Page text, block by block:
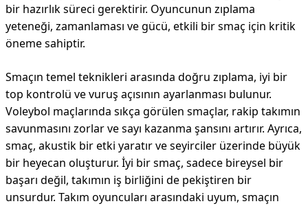
bir hazırlık süreci gerektirir. Oyuncunun zıplama
yeteneği, zamanlaması ve gücü, etkili bir smaç için kritik
öneme sahiptir.
Smaçın temel teknikleri arasında doğru zıplama, iyi bir
top kontrolü ve vuruş açısının ayarlanması bulunur.
Voleybol maçlarında sıkça görülen smaçlar, rakip takımın
savunmasını zorlar ve sayı kazanma şansını artırır. Ayrıca,
smaç, akustik bir etki yaratır ve seyirciler üzerinde büyük
bir heyecan oluşturur. İyi bir smaç, sadece bireysel bir
başarı değil, takımın iş birliğini de pekiştiren bir
unsurdur. Takım oyuncuları arasındaki uyum, smaçın